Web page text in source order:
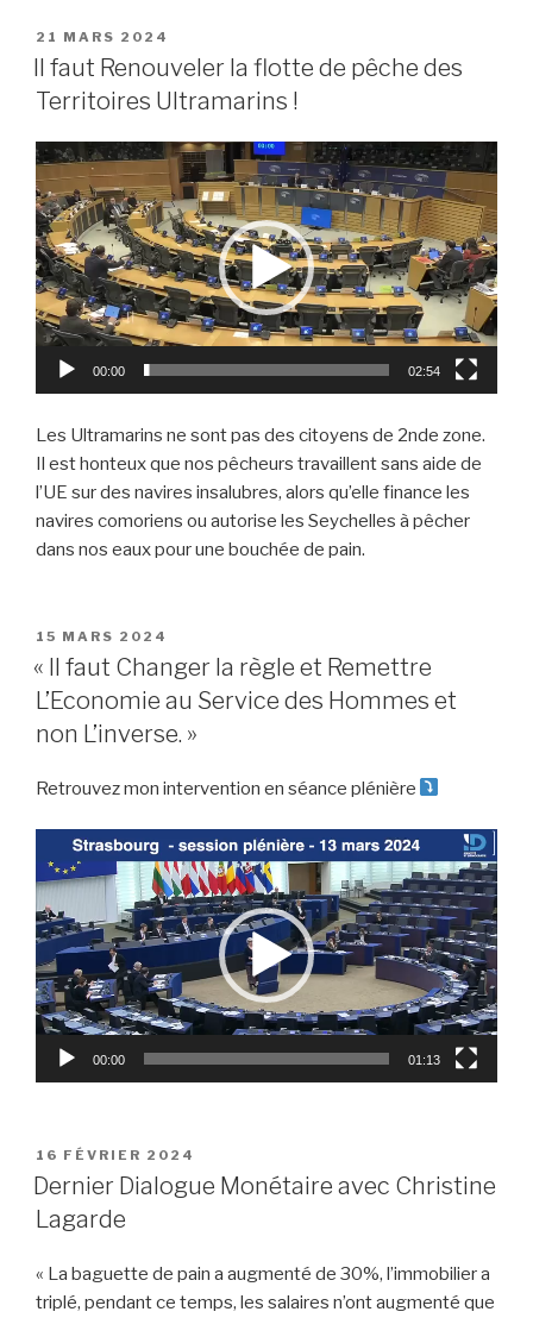
PUBLIÉ
LE
21 MARS 2024
Il faut Renouveler la flotte de pêche des
Territoires Ultramarins !
Lecteur
vidéo
00:00 02:54
Les Ultramarins ne sont pas des citoyens de 2nde zone.
Il est honteux que nos pêcheurs travaillent sans aide de
l’UE sur des navires insalubres, alors qu’elle finance les
navires comoriens ou autorise les Seychelles à pêcher
dans nos eaux pour une bouchée de pain.
PUBLIÉ
LE
15 MARS 2024
« Il faut Changer la règle et Remettre
L’Economie au Service des Hommes et
non L’inverse. »
Retrouvez mon intervention en séance plénière
Lecteur
vidéo
00:00 01:13
PUBLIÉ
LE
16 FÉVRIER 2024
Dernier Dialogue Monétaire avec Christine
Lagarde
« La baguette de pain a augmenté de 30%, l’immobilier a
triplé, pendant ce temps, les salaires n’ont augmenté que